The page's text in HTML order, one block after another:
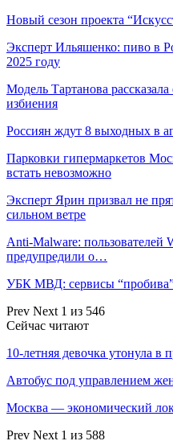
Новый сезон проекта
Эксперт Ильяшенко: пиво в
2025 году
Модель Тартанова
избиения
Россиян ждут 8 выходных в
Парковки гипермаркетов
встать невозможно
Эксперт Ярин призвал не
сильном ветре
Anti-Malware: пользователей
предупредили о…
УБК МВД: сервисы
Prev Next 1 из 546
Сейчас читают
10-летняя девочка утонула в
Автобус под управлением
Москва — экономический
Prev Next 1 из 588